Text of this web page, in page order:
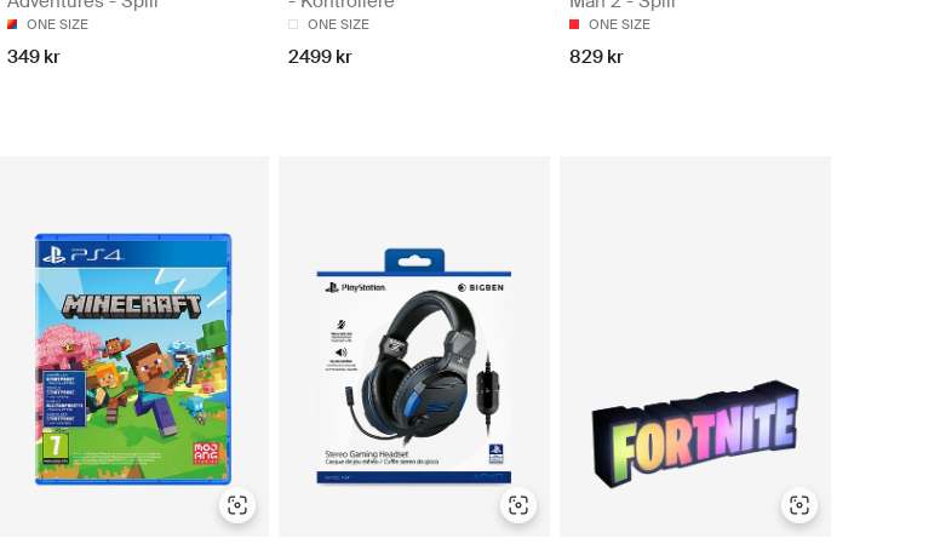
ONE SIZE
349 kr
ONE SIZE
2499 kr
ONE SIZE
829 kr